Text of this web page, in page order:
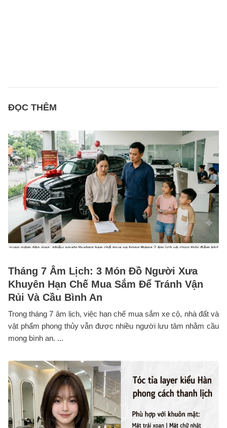
ĐỌC THÊM
Tháng 7 Âm Lịch: 3 Món Đồ Người Xưa
Khuyên Hạn Chế Mua Sắm Để Tránh Vận
Rủi Và Cầu Bình An
Trong tháng 7 âm lịch, việc hạn chế mua sắm xe cộ, nhà đất và
vật phẩm phong thủy vẫn được nhiều người lưu tâm nhằm cầu
mong bình an. ...